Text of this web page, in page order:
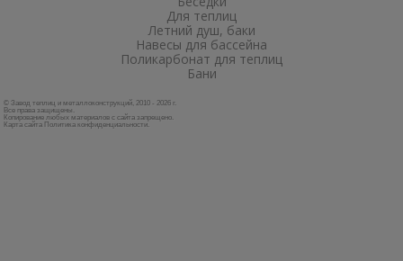
Для теплиц
Летний душ, баки
Навесы для бассейна
Поликарбонат для теплиц
Бани
© Завод теплиц и металлоконструкций, 2010 - 2026 г.
Все права защищены.
Копирование любых материалов с сайта запрещено.
Карта сайта Политика конфиденциальности.